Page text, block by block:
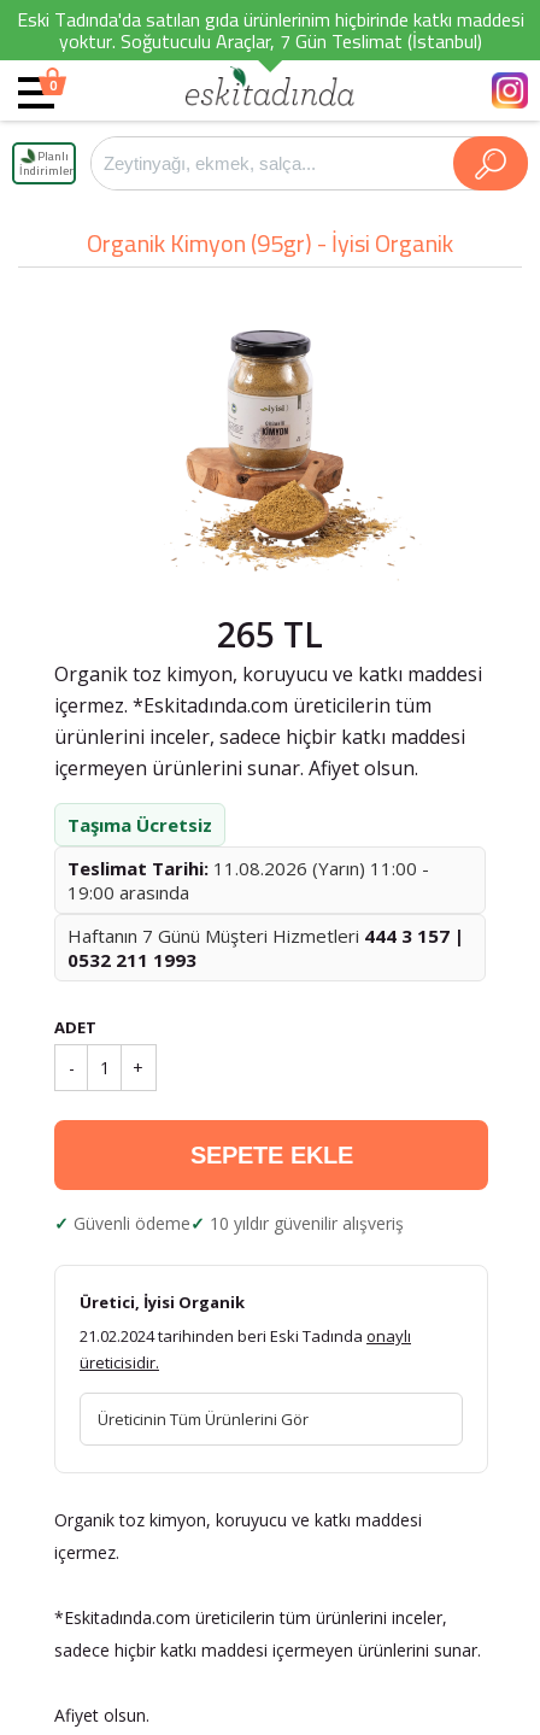
Eski Tadında'da satılan gıda ürünlerinim hiçbirinde katkı maddesi
yoktur. Soğutuculu Araçlar, 7 Gün Teslimat (İstanbul)
0
Planlı
İndirimler
Organik Kimyon (95gr) - İyisi Organik
265 TL
Organik toz kimyon, koruyucu ve katkı maddesi
içermez. *Eskitadında.com üreticilerin tüm
ürünlerini inceler, sadece hiçbir katkı maddesi
içermeyen ürünlerini sunar. Afiyet olsun.
Taşıma Ücretsiz
Teslimat Tarihi: 11.08.2026 (Yarın) 11:00 -
19:00 arasında
Haftanın 7 Günü Müşteri Hizmetleri 444 3 157 |
0532 211 1993
ADET
- 1 +
SEPETE EKLE
Güvenli ödeme 10 yıldır güvenilir alışveriş
Üretici, İyisi Organik
21.02.2024 tarihinden beri Eski Tadında onaylı
üreticisidir.
Üreticinin Tüm Ürünlerini Gör
Organik toz kimyon, koruyucu ve katkı maddesi
içermez.
*Eskitadında.com üreticilerin tüm ürünlerini inceler,
sadece hiçbir katkı maddesi içermeyen ürünlerini sunar.
Afiyet olsun.